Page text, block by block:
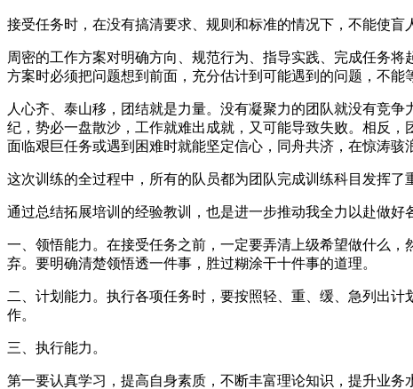
接受任务时，在没有搞清要求、规则和标准的情况下，不能使
周密的工作方案对明确方向、规范行为、指导实践、完成任务
方案时必须把问题想到前面，充分估计到可能遇到的问题，不
人心齐、泰山移，团结就是力量。没有凝聚力的团队就没有竞
纪，势必一盘散沙，工作就难出成就，又可能导致失败。相反
面临艰巨任务或遇到困难时就能坚定信心，同舟共济，在惊涛
这次训练的全过程中，所有的队员都为团队完成训练科目发挥
通过总结拓展培训的经验教训，也是进一步推动我全力以赴做
一、领悟能力。在接受任务之前，一定要弄清上级希望做什么
弃。要明确清楚领悟透一件事，胜过糊涂干十件事的道理。
二、计划能力。执行各项任务时，要按照轻、重、缓、急列出
作。
三、执行能力。
第一要认真学习，提高自身素质，不断丰富理论知识，提升业务